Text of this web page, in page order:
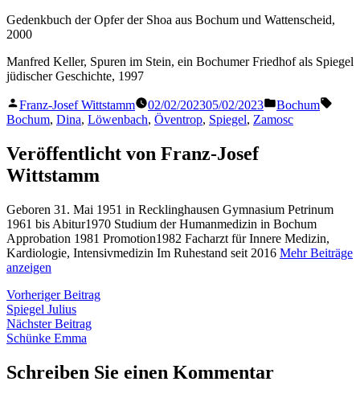
Gedenkbuch der Opfer der Shoa aus Bochum und Wattenscheid,
2000
Manfred Keller, Spuren im Stein, ein Bochumer Friedhof als Spiegel
jüdischer Geschichte, 1997
Veröffentlicht
von
Franz-Josef Wittstamm 02/02/202305/02/2023
Veröffentlicht
in
Bochum
Bochum, Dina, Löwenbach, Öventrop, Spiegel, Zamosc
Veröffentlicht von Franz-Josef
Wittstamm
Geboren 31. Mai 1951 in Recklinghausen Gymnasium Petrinum
1961 bis Abitur1970 Studium der Humanmedizin in Bochum
Approbation 1981 Promotion1982 Facharzt für Innere Medizin,
Kardiologie, Intensivmedizin Im Ruhestand seit 2016 Mehr Beiträge
anzeigen
Beitragsnavigation
Vorheriger BeitragVorheriger
Spiegel Julius
Nächster BeitragNächster
Schünke Emma
Schreiben Sie einen Kommentar